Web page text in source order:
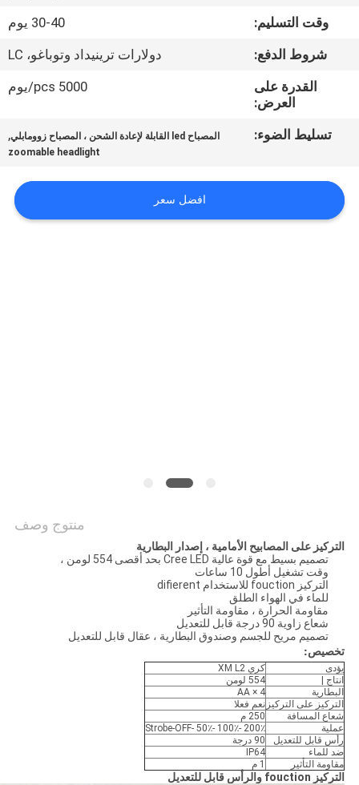
اتصل
خريطة
وقت التسليم:
30-40 يوم
شروط الدفع:
دولارات ترينيداد وتوباغو، LC
القدرة على
العرض:
5000 pcs/يوم
تسليط الضوء: المصباح led القابلة لإعادة الشحن ، المصباح زوومابلي ,
zoomable headlight
افضل سعر
منتوج وصف
التركيز على المصابيح الأمامية ، إصدار البطارية
تصميم بسيط مع قوة عالية Cree LED بحد أقصى 554 لومن ،
وقت تشغيل أطول 10 ساعات
التركيز fouction للاستخدام difierent
للماء في الهواء الطلق
مقاومة الحرارة ، مقاومة التأثير
شعاع زاوية 90 درجة قابل للتعديل
تصميم مريح للجسم وصندوق البطارية ، عقال قابل للتعديل
تخصيص:
يؤدى
كري XM L2
انتاج |
554 لومن
البطارية
4 × AA
التركيز على التركيز نعم فعلا
شعاع المسافة
250 م
عملية
200٪ -100٪ -50٪ -Strobe-OFF
رأس قابل للتعديل
90 درجة
ضد للماء
IP64
مقاومة التأثير
1 م
التركيز fouction والرأس قابل للتعديل